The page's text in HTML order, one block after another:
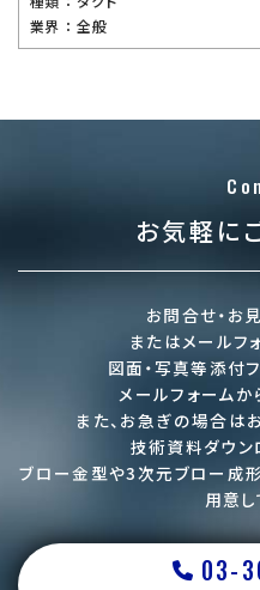
業界 ： 全般
お気軽に
お問合せ・お
またはメールフ
図面・写真等添付
メールフォームか
また、お急ぎの場合は
技術資料ダウン
ブロー金型や3次元ブロー成
用意し
03-